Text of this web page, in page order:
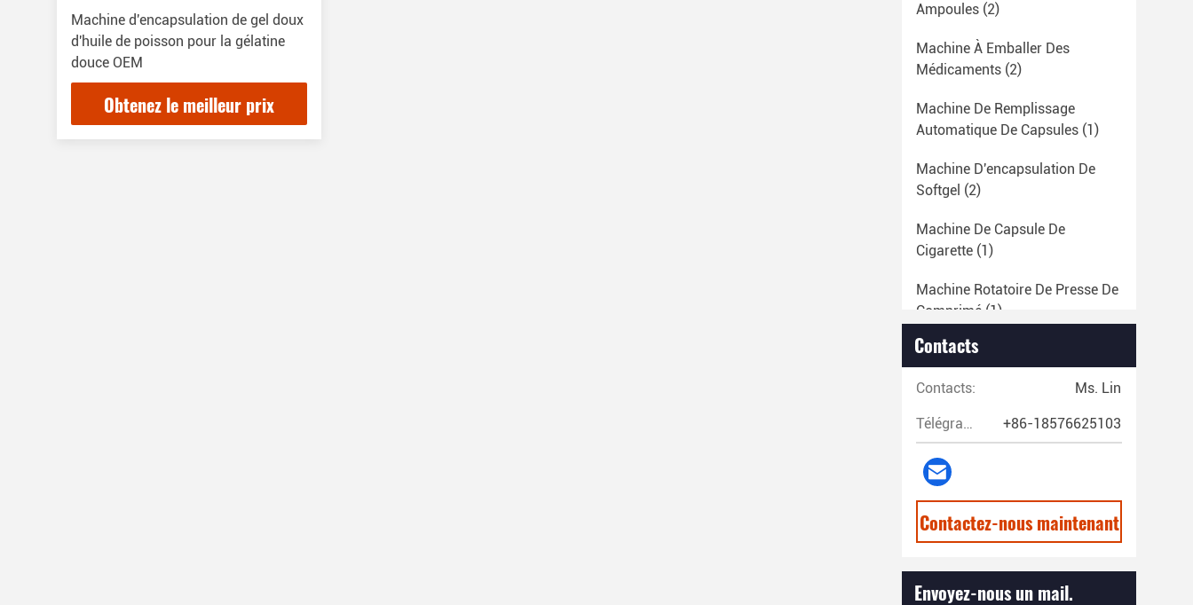
Machine d'encapsulation de gel doux
d'huile de poisson pour la gélatine
douce OEM
Obtenez le meilleur prix
Ampoules (2)
Machine À Emballer Des
Médicaments (2)
Machine De Remplissage
Automatique De Capsules (1)
Machine D'encapsulation De
Softgel (2)
Machine De Capsule De
Cigarette (1)
Machine Rotatoire De Presse De
Comprimé (1)
Machine Automatique De
Fabrication De Pilules(1)
Automatique Des Tablettes(1)
Machine De Revêtement De
Tablette
Machine De Mélangeur De
Crusher Universel(1)
Contacts
Contacts: Ms. Lin
Télégramme: +86-18576625103
Contactez-nous maintenant
Envoyez-nous un mail.